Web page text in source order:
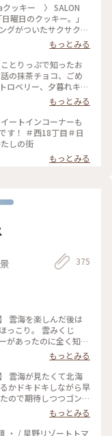
曜日のクッキー。」
グがついたサクサクの
眠れぬ夜の黒胡椒
〈 星降る空のオリ
ます！ #クッキ
ナクッキー
もっとみる
とりっぷで知ったお
の抹茶チョコ、ごめ
ロベリー、夕暮れキャ
わいい名前のクッキ
北海道 #わたしの街 #
もっとみる
ートインコーナーも
す！ ＃西18丁目＃日
しの街
もっとみる
375
雲みくじ
があったのに全く知ら
上がっていて知りまし
かれてました しばら
#雲
もっとみる
ので期待しつつゴンド
とが出来ました。 日
来ましたー！！ #こ
もっとみる
・ / 星野リゾートトマ